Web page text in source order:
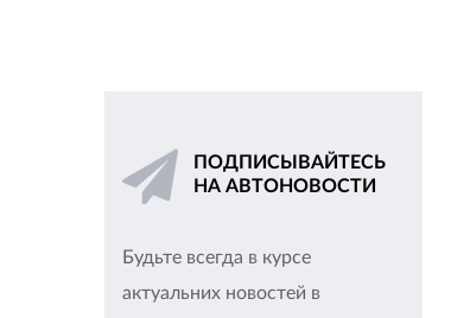
ПОДПИСЫВАЙТЕСЬ
НА АВТОНОВОСТИ
Будьте всегда в курсе
актуальних новостей в